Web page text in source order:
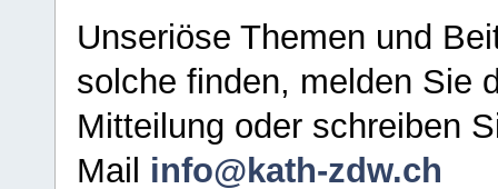
Unseriöse Themen und
solche finden, melden Sie
Mitteilung oder schreiben
Mail info@kath-zdw.ch